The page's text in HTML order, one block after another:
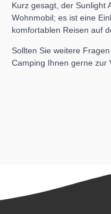
Kurz gesagt, der Sunlight
Wohnmobil; es ist eine
komfortablen Reisen auf
Sollten Sie weitere
Camping Ihnen gerne zur